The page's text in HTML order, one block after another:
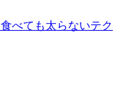
べても太らないテク